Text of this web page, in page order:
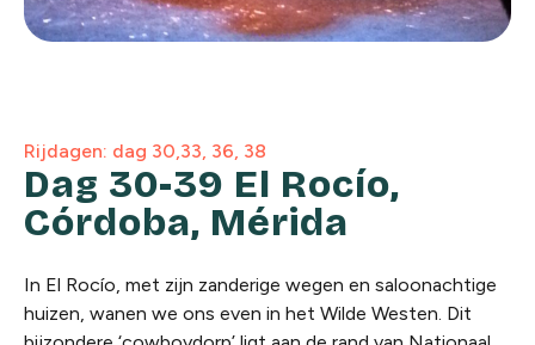
Rijdagen: dag 30,33, 36, 38
Dag 30-39 El Rocío,
Córdoba, Mérida
In El Rocío, met zijn zanderige wegen en saloonachtige
huizen, wanen we ons even in het Wilde Westen. Dit